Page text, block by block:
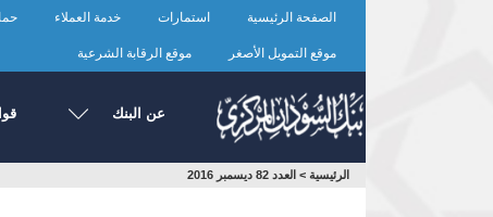
الصفحة الرئيسية استمارات خدمة العملاء
موقع التمويل الأصغر موقع الرقابة الشرعية
عن البنك
أنت
الرئيسية > العدد 82 ديسمبر 2016